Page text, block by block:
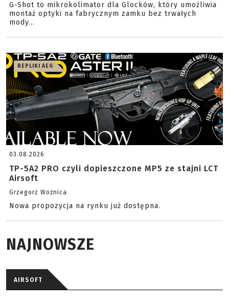
G-Shot to mikrokolimator dla Glocków, który umożliwia
montaż optyki na fabrycznym zamku bez trwałych
mody...
REPLIKI AEG
03.08.2026
TP-5A2 PRO czyli dopieszczone MP5 ze stajni LCT
Airsoft
Grzegorz Woźnica
Nowa propozycja na rynku już dostępna.
NAJNOWSZE
AIRSOFT